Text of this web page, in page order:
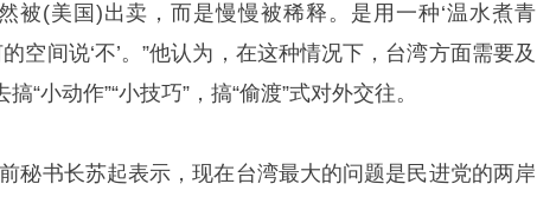
被(美国)出卖，而是慢慢被稀释。是用一种‘温水煮青
空间说‘不’。”他认为，在这种情况下，台湾方面需要及
“小动作”“小技巧”，搞“偷渡”式对外交往。
秘书长苏起表示，现在台湾最大的问题是民进党的两岸